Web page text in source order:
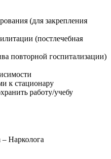
(для закрепления
(постлечебная
повторной госпитализации)
к стационару
работу/учебу
– Нарколога